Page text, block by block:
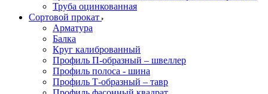
Труба оцинкованная
Сортовой прокат
Арматура
Балка
Круг калиброванный
Профиль П-образный – швеллер
Профиль полоса - шина
Профиль Т-образный – тавр